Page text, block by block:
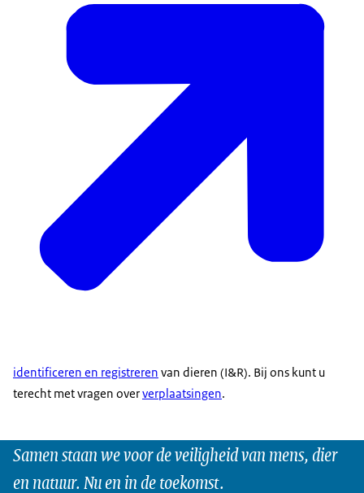
identificeren en registreren van dieren (I&R). Bij ons kunt u
terecht met vragen oververplaatsingen.
Samen staan we voor de veiligheid van mens, dier
en natuur. Nu en in de toekomst.